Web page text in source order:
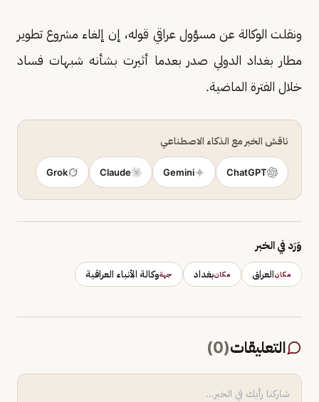
ونقلت الوكالة عن مسؤول عراقي قوله، إن إلغاء مشروع تطوير
مطار بغداد الدولي صدر بعدما أثيرت بشأنه شبهات فساد
خلال الفترة الماضية.
ناقش الخبر مع الذكاء الاصطناعي
ChatGPT
Gemini
Claude
Grok
وَرَد في الخبر
مكانالعراق مكانبغداد جهةوكالة الأنباء العراقية
التعليقات(
0
)